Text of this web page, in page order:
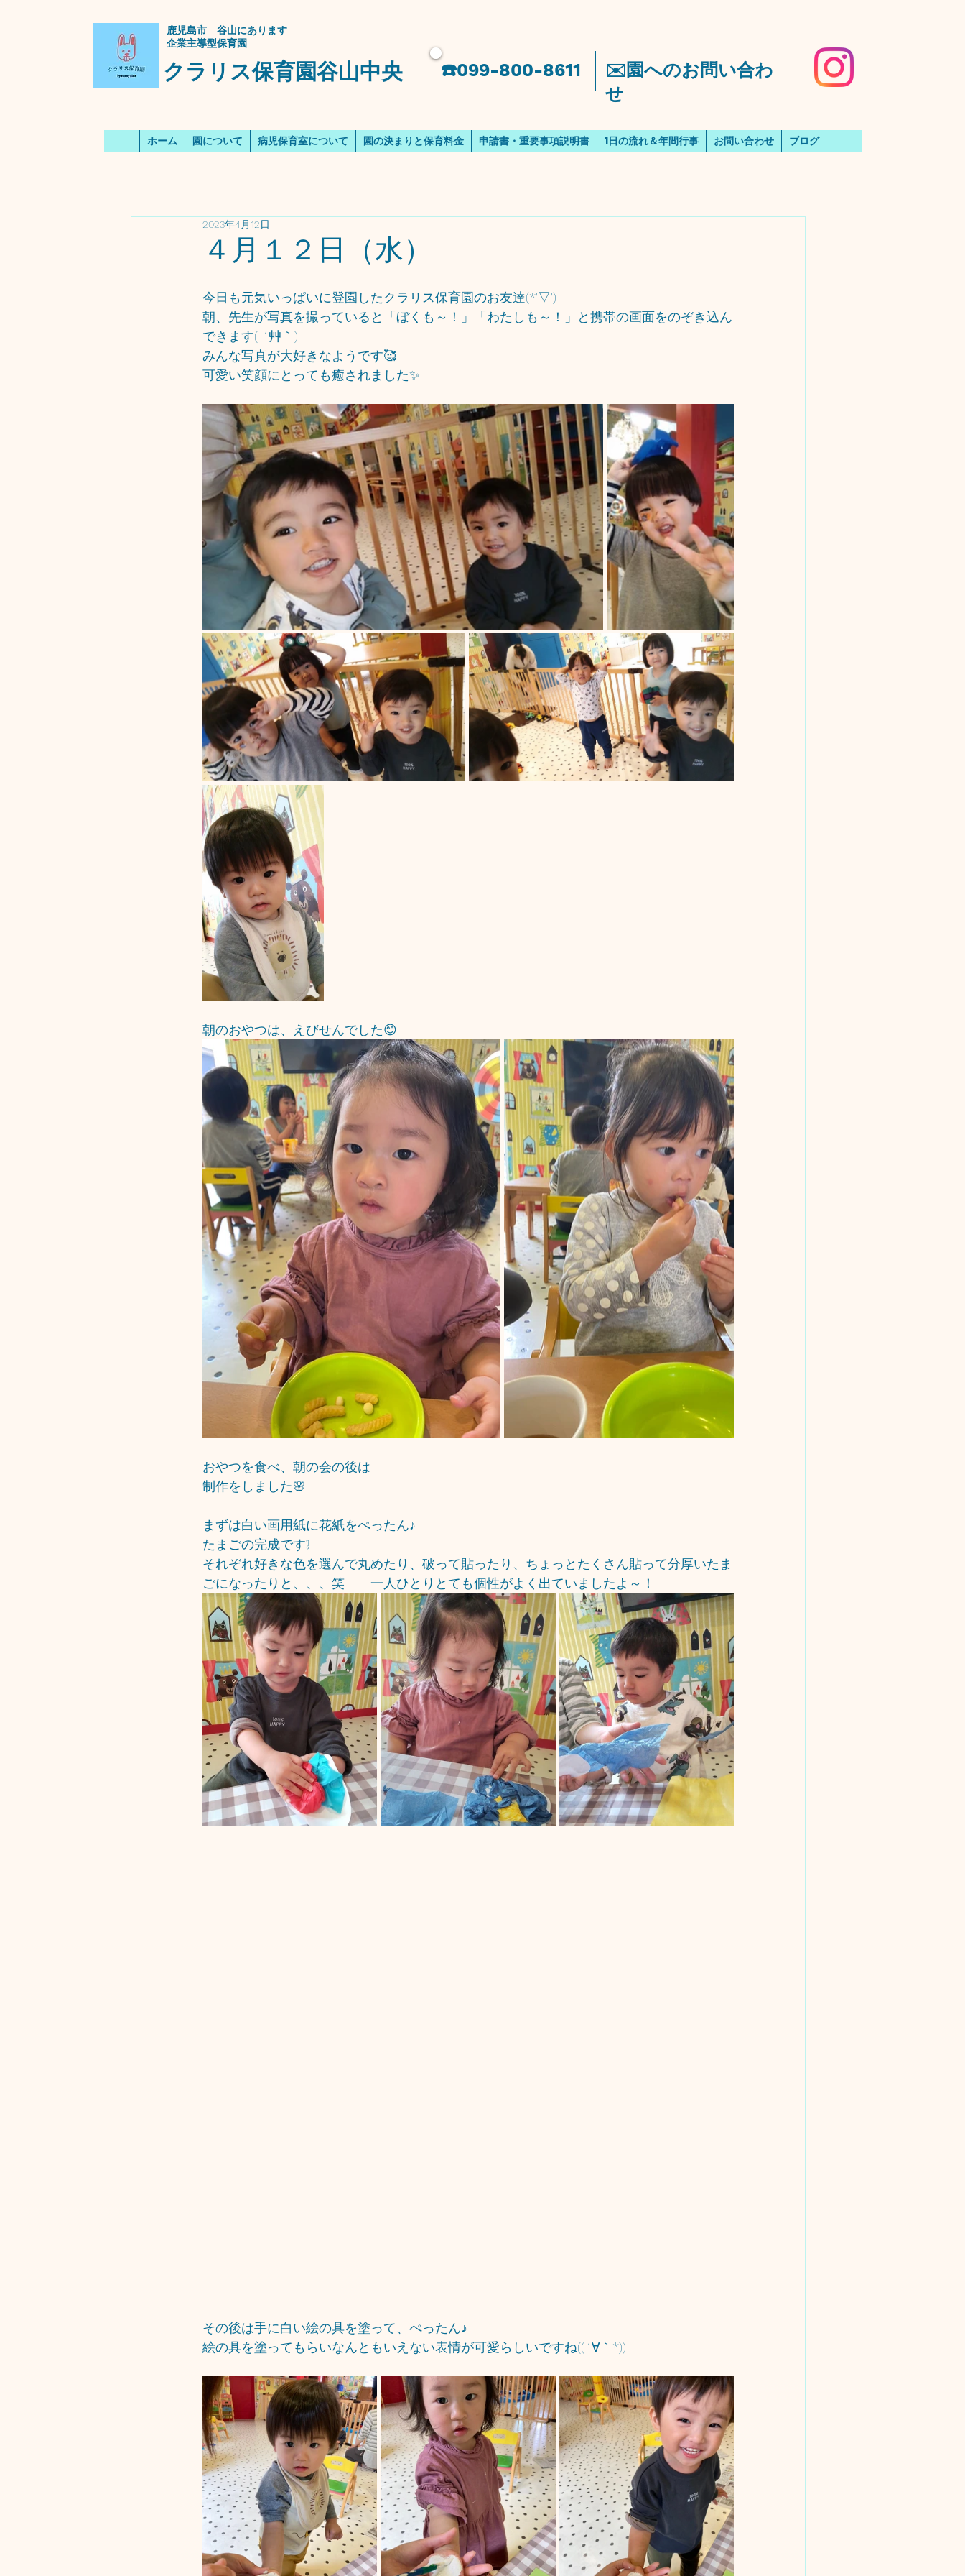
​鹿児島市 谷山にあります
企業主導型保育園
クラリス保育園谷山中央
​✉️園へのお問い合わ
せ
​☎️099-800-8611
ホーム 園について 病児保育室について 園の決まりと保育料金 申請書・重要事項説明書 1日の流れ＆年間行事 お問い合わせ ブログ
４月１２日（水）
2023年4月12日
今日も元気いっぱいに登園したクラリス保育園のお友達(*'▽')
朝、先生が写真を撮っていると「ぼくも～！」「わたしも～！」と携帯の画面をのぞき込ん
できます( ´艸｀)
みんな写真が大好きなようです🥰
可愛い笑顔にとっても癒されました✨
朝のおやつは、えびせんでした😊
おやつを食べ、朝の会の後は
制作をしました🌸
まずは白い画用紙に花紙をぺったん♪
たまごの完成です❕
それぞれ好きな色を選んで丸めたり、破って貼ったり、ちょっとたくさん貼って分厚いたま
ごになったりと、、、笑　　一人ひとりとても個性がよく出ていましたよ～！
その後は手に白い絵の具を塗って、ぺったん♪
絵の具を塗ってもらいなんともいえない表情が可愛らしいですね((´∀｀*))